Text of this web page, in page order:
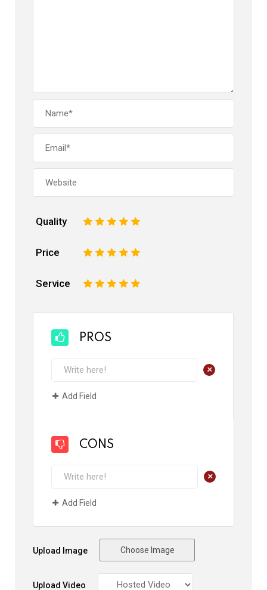
Quality 5
4
3
2
Price 5
4
3
2
Service 5
4
3
2
PROS
+
Add Field
CONS
+
Add Field
Upload Image Choose Image
Upload Video